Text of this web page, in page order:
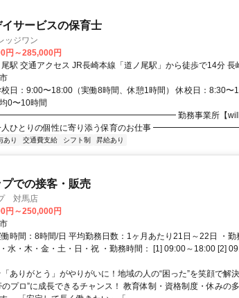
サービスの保育士
ッジワン
円～285,000円
最寄駅
日：9:00〜18:00（実働8時間、休憩1時間） 休校日：8:30〜
0〜10時間
勤務事業所【will】 遊
人ひとりの個性に寄り添う保育のお仕事
あり 交通費支給 シフト制 昇給あり
での接客・販売
対馬店
円～250,000円
時間：8時間/日 平均勤務日数：1ヶ月あたり21日～22日 ・勤
水・木・金・土・日・祝 ・勤務時間： [1] 09:00～18:00 [2]
ありがとう」がやりがいに！地域の人の“困った”を笑顔で解
のプロ”に成長できるチャンス！ 教育体制・資格制度・休みの